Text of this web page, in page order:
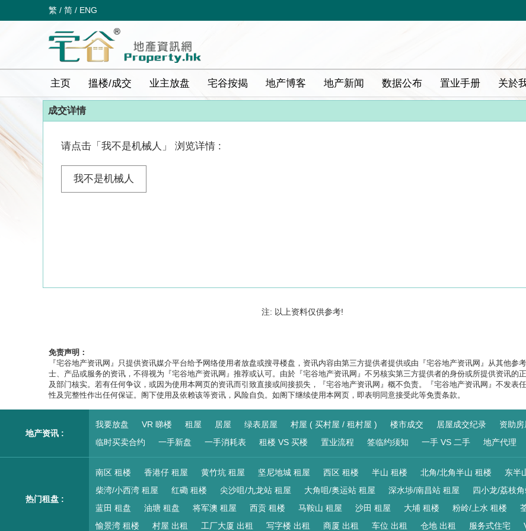
繁 / 简 / ENG
主页 搵楼/成交 业主放盘 宅谷按揭 地产博客 地产新闻 数据公布 置业手册 关於
成交详情
请点击「我不是机械人」 浏览详情 :
我不是机械人
注: 以上资料仅供参考!
免责声明：
『宅谷地产资讯网』只提供资讯媒介平台给予网络使用者放盘或搜寻楼盘，资讯内容由第三方提供者提供或由『宅谷地产资讯网』从其他参
士、产品或服务的资讯，不得视为『宅谷地产资讯网』推荐或认可。由於『宅谷地产资讯网』不另核实第三方提供者的身份或所提供资讯的
及部门核实。若有任何争议，或因为使用本网页的资讯而引致直接或间接损失，『宅谷地产资讯网』概不负责。『宅谷地产资讯网』不发表
性及完整性作出任何保证。阁下使用及依赖该等资讯，风险自负。如阁下继续使用本网页，即表明同意接受此等免责条款。
地产资讯 :
我要放盘 VR 睇楼 租屋 居屋 绿表居屋 村屋 ( 买村屋 / 租村屋 ) 楼市成交 居屋成交纪录 资助
临时买卖合约
一手新盘 一手消耗表 租楼 VS 买楼 置业流程 签临约须知 一手 VS 二手 地产代理
热门租盘 :
南区 租楼 香港仔 租屋 黄竹坑 租屋 坚尼地城 租屋 西区 租楼 半山 租楼 北角/北角半山 租楼 东半
柴湾/小西湾 租屋
红磡 租楼 尖沙咀/九龙站 租屋 大角咀/奥运站 租屋 深水埗/南昌站 租屋 四小龙/荔枝
蓝田 租盘
油塘 租盘 将军澳 租屋 西贡 租楼 马鞍山 租屋 沙田 租屋 大埔 租楼 粉岭/上水 租楼
愉景湾 租楼
村屋 出租 工厂大厦 出租 写字楼 出租 商厦 出租 车位 出租 仓地 出租 服务式住宅